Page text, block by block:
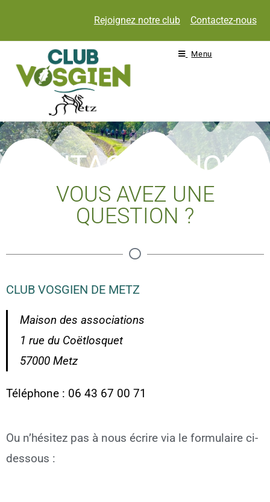
Rejoignez notre club Contactez-nous
Menu
CONTACTEZ-NOUS
VOUS AVEZ UNE
QUESTION ?
CLUB VOSGIEN DE METZ
Maison des associations
1 rue du Coëtlosquet
57000 Metz
Téléphone : 06 43 67 00 71
Ou n’hésitez pas à nous écrire via le formulaire ci-
dessous :